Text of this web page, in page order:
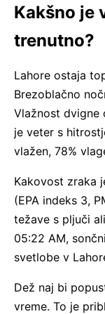
Kakšno je
trenutno?
Lahore ostaja
Brezoblačno
Vlažnost dvigne
je veter s
vlažen, 78%
Kakovost zraka
(EPA indeks 3,
težave s pljuči
05:22 AM,
svetlobe v
Dež naj bi
vreme. To je